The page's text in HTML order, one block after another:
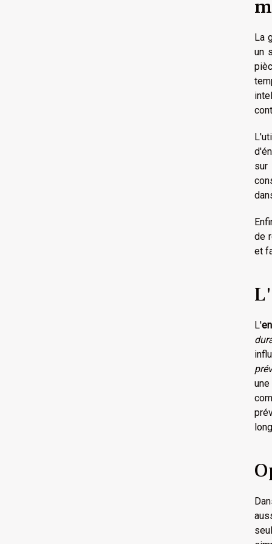
La
un
sur
de
et
L'